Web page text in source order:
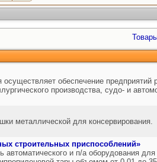
обеспечение
производства, судо- и
металлической для консервирования.
строительных приспособлений»
и п/а оборудования